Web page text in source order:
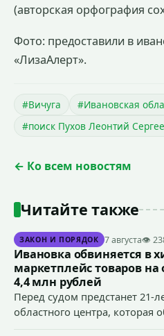
(авторская орфография
Фото: предоставили в
«ЛизаАлерт».
#Вичуга
#Ивановская
#поиск Пухов Леонтий
← Ко всем новостям
Читайте также
ЗАКОН И ПОРЯДОК 7 августа👁
Ивановка обвиняется в
маркетплейс товаров
4,4 млн рублей
Перед судом предстанет 21-
областного центра, которая